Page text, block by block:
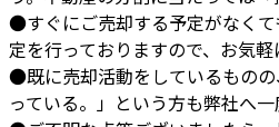
●すぐにご売却する予定がなく
定を行っておりますので、お気軽
●既に売却活動をしているもの
っている。」という方も弊社へ一